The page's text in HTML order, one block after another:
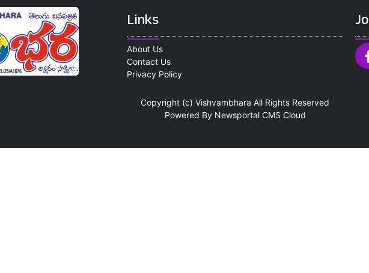
Links
About Us
Contact Us
Privacy Policy
Copyright (c) Vishvambhara All Rights Reserved
Powered By Newsportal CMS Cloud